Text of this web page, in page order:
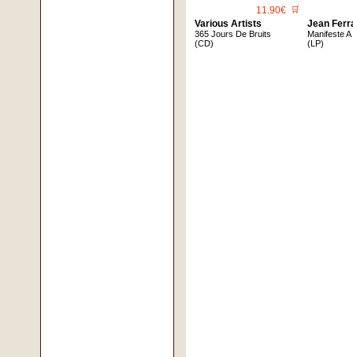
11.90€ 🛒
Various Artists
365 Jours De Bruits
(CD)
Jean
Manifeste
(LP)